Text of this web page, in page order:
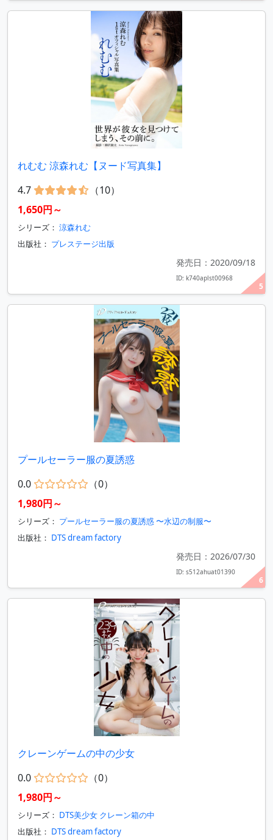
5
れむむ 涼森れむ【ヌード写真集】
4.7
（10）
1,650円～
シリーズ： 涼森れむ
出版社： プレステージ出版
発売日：2020/09/18
ID: k740aplst00968
6
プールセーラー服の夏誘惑
0.0
（0）
1,980円～
シリーズ： プールセーラー服の夏誘惑 〜水辺の制服〜
出版社： DTS dream factory
発売日：2026/07/30
ID: s512ahuat01390
クレーンゲームの中の少女
0.0
（0）
1,980円～
シリーズ： DTS美少女 クレーン箱の中
出版社： DTS dream factory